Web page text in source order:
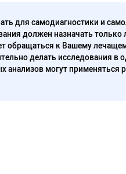
для самодиагностики и
должен назначать
обращаться к Вашему
делать исследования в
могут применяться